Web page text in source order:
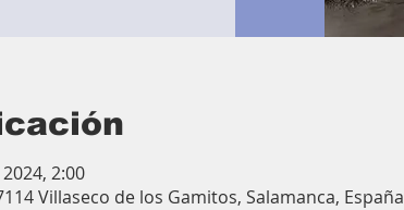
2:00
Villaseco de los Gamitos, Salamanca, España